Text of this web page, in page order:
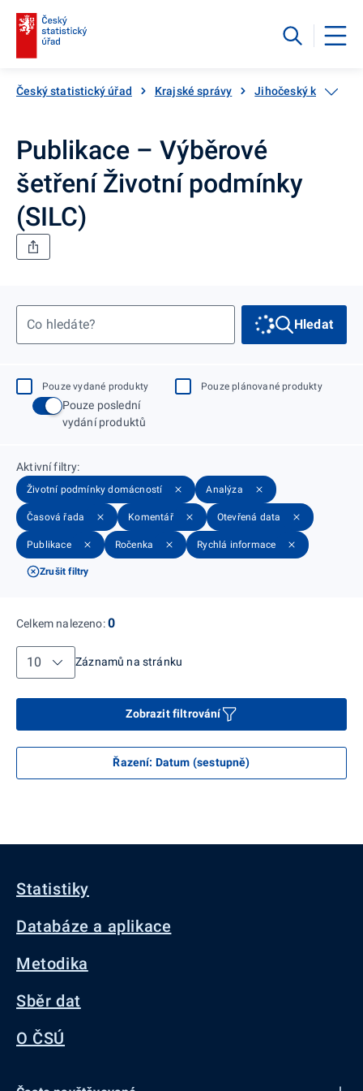
Český statistický úřad Krajské správy Jihočeský kraj
Publikace – Výběrové
šetření Životní podmínky
(SILC)
Hledat
Pouze vydané produkty Pouze plánované produkty
Pouze poslední
vydání produktů
Aktivní filtry:
Životní podmínky domácností Analýza
Časová řada Komentář Otevřená data
Publikace Ročenka Rychlá informace
Zrušit filtry
Celkem nalezeno:0
Záznamů na stránkuZáznamů na stránku
Zobrazit filtrování
Řazení: Datum (sestupně)
Statistiky
Databáze a aplikace
Metodika
Sběr dat
O ČSÚ